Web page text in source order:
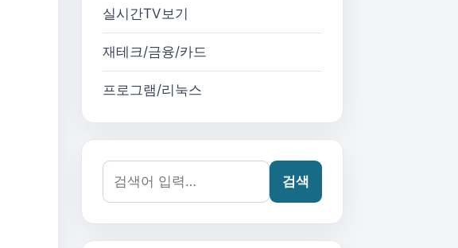
실시간TV보기
재테크/금융/카드
프로그램/리눅스
검색어:
검색